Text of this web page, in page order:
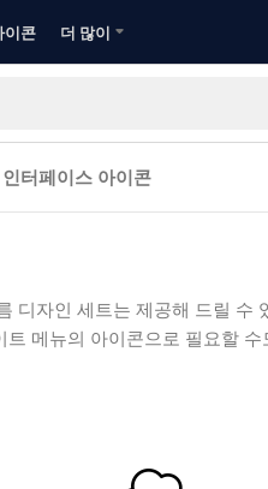
이콘 더 많이
인터페이스 아이콘
디자인 세트는 제공해 드릴
메뉴의 아이콘으로 필요할 수